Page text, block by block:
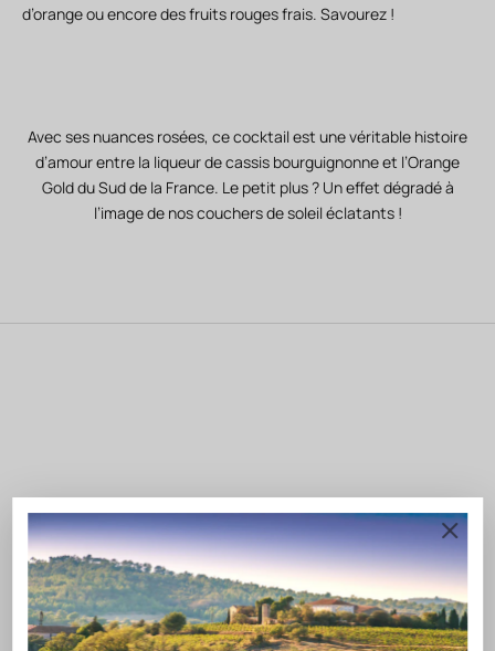
d’orange ou encore des fruits rouges frais. Savourez !
Avec ses nuances rosées, ce cocktail est une véritable histoire
d’amour entre la liqueur de cassis bourguignonne et l’Orange
Gold du Sud de la France. Le petit plus ? Un effet dégradé à
l’image de nos couchers de soleil éclatants !